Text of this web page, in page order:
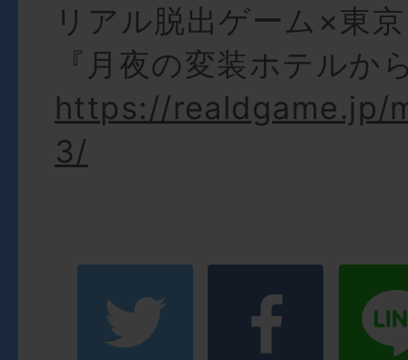
リアル脱出ゲーム×東
『月夜の変装ホテルか
https://realdgame.jp/
3/